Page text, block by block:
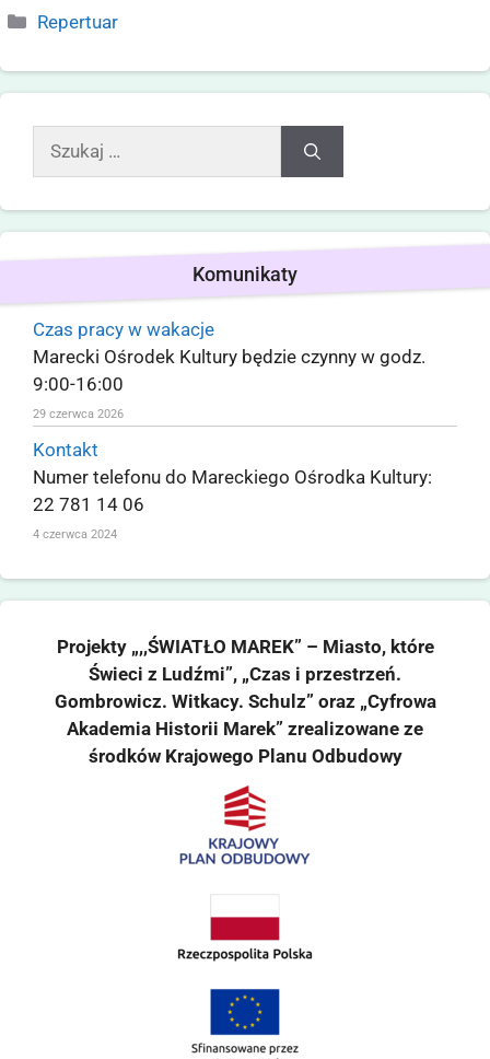
Repertuar
Komunikaty
Czas pracy w wakacje
Marecki Ośrodek Kultury będzie czynny w godz.
9:00-16:00
29 czerwca 2026
Kontakt
Numer telefonu do Mareckiego Ośrodka Kultury:
22 781 14 06
4 czerwca 2024
Projekty „,,ŚWIATŁO MAREK” – Miasto, które
Świeci z Ludźmi”, „Czas i przestrzeń.
Gombrowicz. Witkacy. Schulz” oraz „Cyfrowa
Akademia Historii Marek” zrealizowane ze
środków Krajowego Planu Odbudowy